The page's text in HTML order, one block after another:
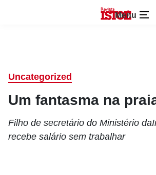
Menu
Uncategorized
Um fantasma na
Filho de secretário do Ministério
recebe salário sem trabalhar